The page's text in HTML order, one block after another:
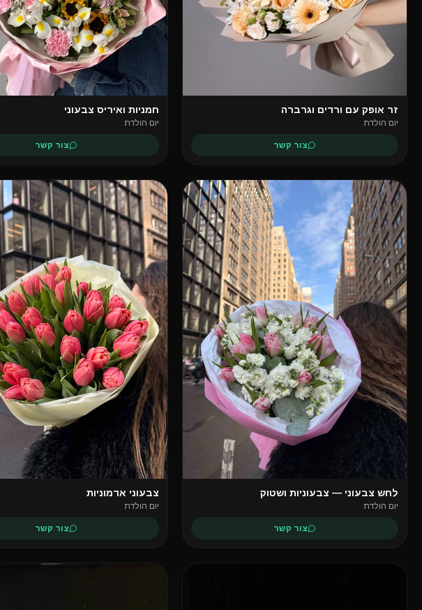
זר אופק עם ורדים וגרברה
יום הולדת
צור קשר
חמניות ואיריס צבעוני
יום הולדת
צור קשר
לחש צבעוני — צבעוניות ושטוק
יום הולדת
צור קשר
צבעוני אדמוניות
יום הולדת
צור קשר